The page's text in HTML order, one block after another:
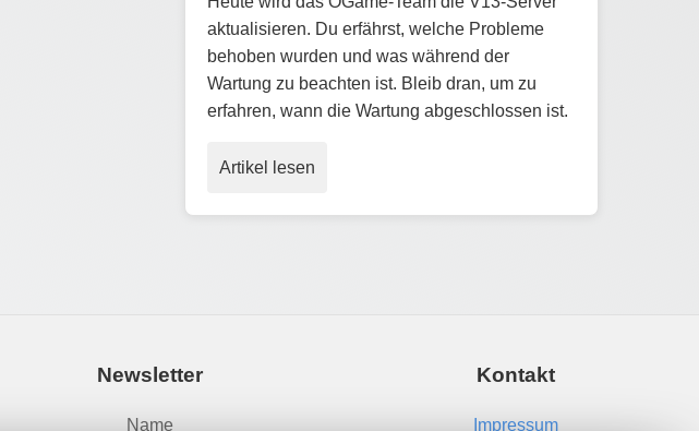
aktualisieren. Du erfährst, welche Probleme
behoben wurden und was während der
Wartung zu beachten ist. Bleib dran, um zu
erfahren, wann die Wartung abgeschlossen ist.
Artikel lesen
Newsletter
Name
Kontakt
Impressum